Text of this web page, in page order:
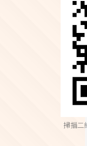
掃描二